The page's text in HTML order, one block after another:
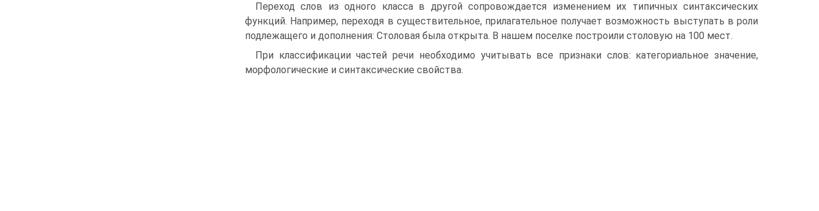
Переход слов из одного класса в другой сопровождается изменением их типичных синтаксических
функций. Например, переходя в существительное, прилагательное получает возможность выступать в роли
подлежащего и дополнения: Столовая была открыта. В нашем поселке построили столовую на 100 мест.
При классификации частей речи необходимо учитывать все признаки слов: категориальное значение,
морфологические и синтаксические свойства.